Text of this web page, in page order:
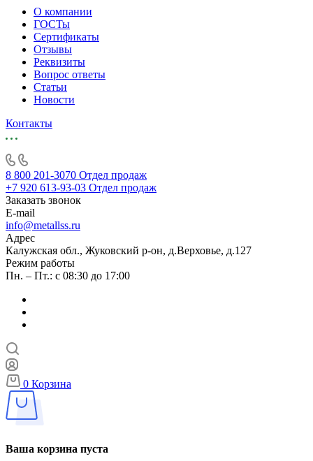
О компании
ГОСТы
Сертификаты
Отзывы
Реквизиты
Вопрос ответы
Статьи
Новости
Контакты
8 800 201-3070 Отдел продаж
+7 920 613-93-03 Отдел продаж
Заказать звонок
E-mail
info@metallss.ru
Адрес
Калужская обл., Жуковский р-он, д.Верховье, д.127
Режим работы
Пн. – Пт.: с 08:30 до 17:00
0 Корзина
Ваша корзина пуста